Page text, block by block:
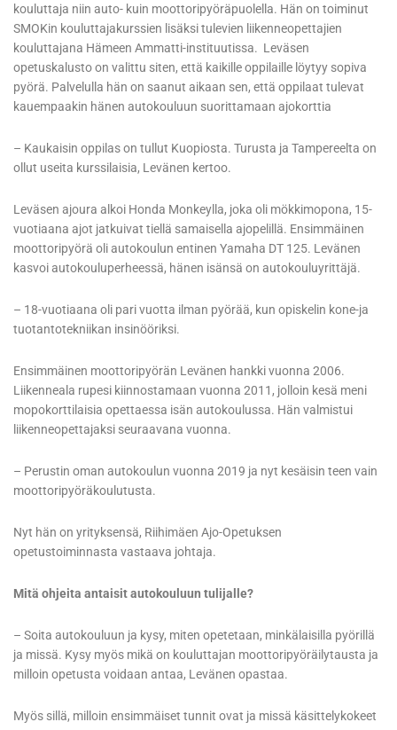
kouluttaja niin auto- kuin moottoripyöräpuolella. Hän on toiminut
SMOKin kouluttajakurssien lisäksi tulevien liikenneopettajien
kouluttajana Hämeen Ammatti-instituutissa. Leväsen
opetuskalusto on valittu siten, että kaikille oppilaille löytyy sopiva
pyörä. Palvelulla hän on saanut aikaan sen, että oppilaat tulevat
kauempaakin hänen autokouluun suorittamaan ajokorttia
– Kaukaisin oppilas on tullut Kuopiosta. Turusta ja Tampereelta on
ollut useita kurssilaisia, Levänen kertoo.
Leväsen ajoura alkoi Honda Monkeylla, joka oli mökkimopona, 15-
vuotiaana ajot jatkuivat tiellä samaisella ajopelillä. Ensimmäinen
moottoripyörä oli autokoulun entinen Yamaha DT 125. Levänen
kasvoi autokouluperheessä, hänen isänsä on autokouluyrittäjä.
– 18-vuotiaana oli pari vuotta ilman pyörää, kun opiskelin kone-ja
tuotantotekniikan insinööriksi.
Ensimmäinen moottoripyörän Levänen hankki vuonna 2006.
Liikenneala rupesi kiinnostamaan vuonna 2011, jolloin kesä meni
mopokorttilaisia opettaessa isän autokoulussa. Hän valmistui
liikenneopettajaksi seuraavana vuonna.
– Perustin oman autokoulun vuonna 2019 ja nyt kesäisin teen vain
moottoripyöräkoulutusta.
Nyt hän on yrityksensä, Riihimäen Ajo-Opetuksen
opetustoiminnasta vastaava johtaja.
Mitä ohjeita antaisit autokouluun tulijalle?
– Soita autokouluun ja kysy, miten opetetaan, minkälaisilla pyörillä
ja missä. Kysy myös mikä on kouluttajan moottoripyöräilytausta ja
milloin opetusta voidaan antaa, Levänen opastaa.
Myös sillä, milloin ensimmäiset tunnit ovat ja missä käsittelykokeet